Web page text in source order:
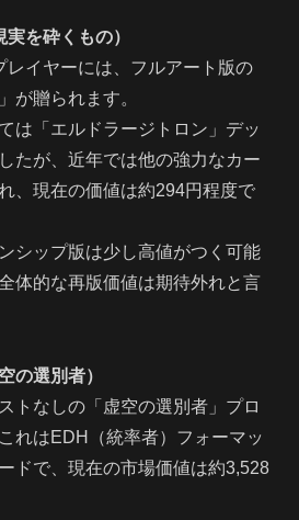
実を砕くもの）
レイヤーには、フルアート版の
が贈られます。
は「エルドラージトロン」デッ
たが、近年では他の強力なカー
、現在の価値は約294円程度で
シップ版は少し高値がつく可能
体的な再版価値は期待外れと言
の選別者）
トなしの「虚空の選別者」プロ
れはEDH（統率者）フォーマッ
ドで、現在の市場価値は約3,528